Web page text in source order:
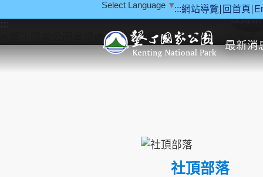
:::網站導覽 回首頁
Select Language ▼
最新消
::: 教育
社頂部落